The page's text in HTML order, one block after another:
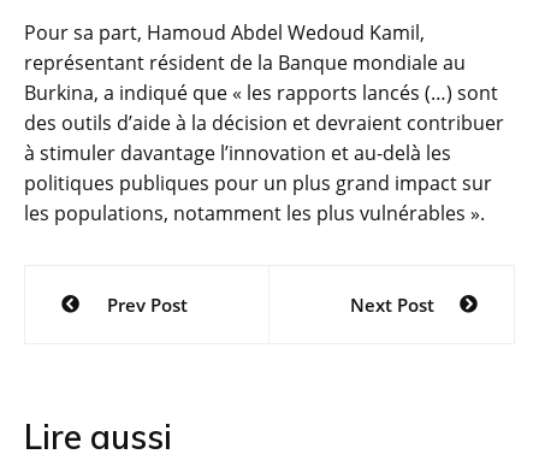
Pour sa part, Hamoud Abdel Wedoud Kamil,
représentant résident de la Banque mondiale au
Burkina, a indiqué que « les rapports lancés (…) sont
des outils d’aide à la décision et devraient contribuer
à stimuler davantage l’innovation et au-delà les
politiques publiques pour un plus grand impact sur
les populations, notamment les plus vulnérables ».
Navigation
Prev Post Next Post
Lire aussi